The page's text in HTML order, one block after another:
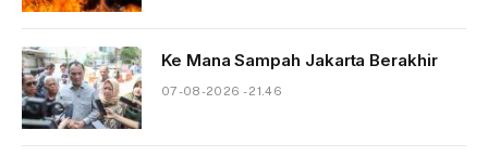
Ke Mana Sampah Jakarta Berakhir
07-08-2026 - 21.46